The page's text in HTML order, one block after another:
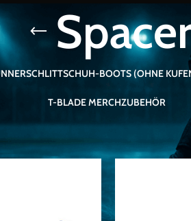
SCHLITTSCHUH-BOOTS (OHNE
T-BLADE MERCHZUBEHÖR
mit „Spacer“